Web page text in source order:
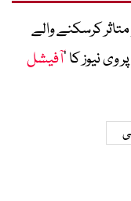
کرسکنے والے
نیوز کا ’آفیشل